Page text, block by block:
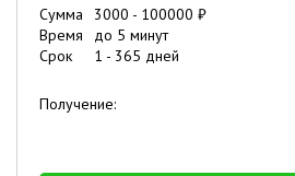
Сумма 3000 - 100000 ₽
Время
до 5 минут
Срок
1 - 365 дней
Получение: